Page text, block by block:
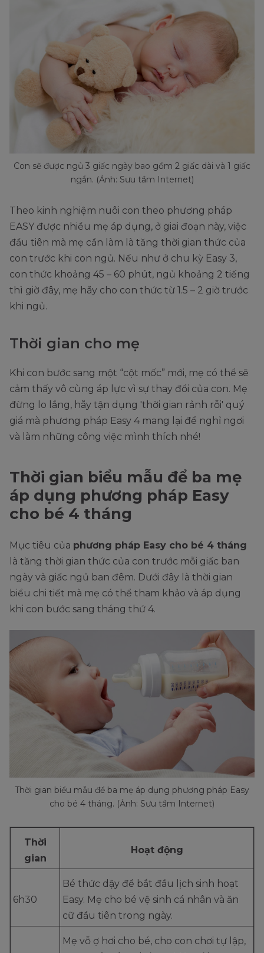
Con sẽ được ngủ 3 giấc ngày bao gồm 2 giấc dài và 1 giấc
ngắn. (Ảnh: Sưu tầm Internet)
Theo kinh nghiệm nuôi con theo phương pháp
EASY được nhiều mẹ áp dụng, ở giai đoạn này, việc
đầu tiên mà mẹ cần làm là tăng thời gian thức của
con trước khi con ngủ. Nếu như ở chu kỳ Easy 3,
con thức khoảng 45 – 60 phút, ngủ khoảng 2 tiếng
thì giờ đây, mẹ hãy cho con thức từ 1.5 – 2 giờ trước
khi ngủ.
Thời gian cho mẹ
Khi con bước sang một “cột mốc” mới, mẹ có thể sẽ
cảm thấy vô cùng áp lực vì sự thay đổi của con. Mẹ
đừng lo lắng, hãy tận dụng 'thời gian rảnh rỗi' quý
giá mà phương pháp Easy 4 mang lại để nghỉ ngơi
và làm những công việc mình thích nhé!
Thời gian biểu mẫu để ba mẹ
áp dụng phương pháp Easy
cho bé 4 tháng
Mục tiêu của phương pháp Easy cho bé 4 tháng
là tăng thời gian thức của con trước mỗi giấc ban
ngày và giấc ngủ ban đêm. Dưới đây là thời gian
biểu chi tiết mà mẹ có thể tham khảo và áp dụng
khi con bước sang tháng thứ 4.
Thời gian biểu mẫu để ba mẹ áp dụng phương pháp Easy
cho bé 4 tháng. (Ảnh: Sưu tầm Internet)
Thời
gian
Hoạt động
6h30
Bé thức dậy để bắt đầu lịch sinh hoạt
Easy. Mẹ cho bé vệ sinh cá nhân và ăn
cữ đầu tiên trong ngày.
Mẹ vỗ ợ hơi cho bé, cho con chơi tự lập,